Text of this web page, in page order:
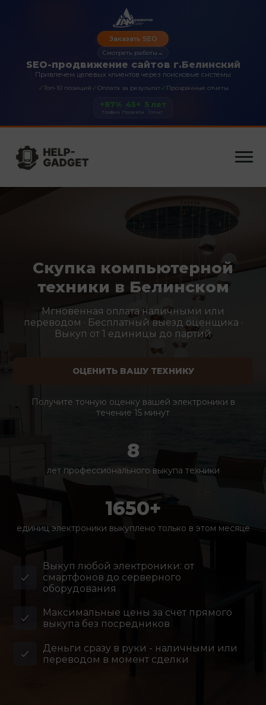
SEO-продвижение сайтов г.Белинский
Привлечем целевых клиентов через поисковые системы
✓Топ-10 позиций ✓Оплата за результат✓ Прозрачные отчеты
Заказать SEO
Смотреть работы →
+87%
Трафик
45+
Проекты
5 лет
Опыт
Скупка компьютерной
техники в Белинском
Мгновенная оплата наличными или
переводом · Бесплатный выезд оценщика ·
Выкуп от 1 единицы до партий
ОЦЕНИТЬ ВАШУ ТЕХНИКУ
Получите точную оценку вашей электроники в
течение 15 минут
8
лет профессионального выкупа техники
1650+
единиц электроники выкуплено только в этом месяце
Выкуп любой электроники: от
смартфонов до серверного
оборудования
Максимальные цены за счет прямого
выкупа без посредников
Деньги сразу в руки - наличными или
переводом в момент сделки